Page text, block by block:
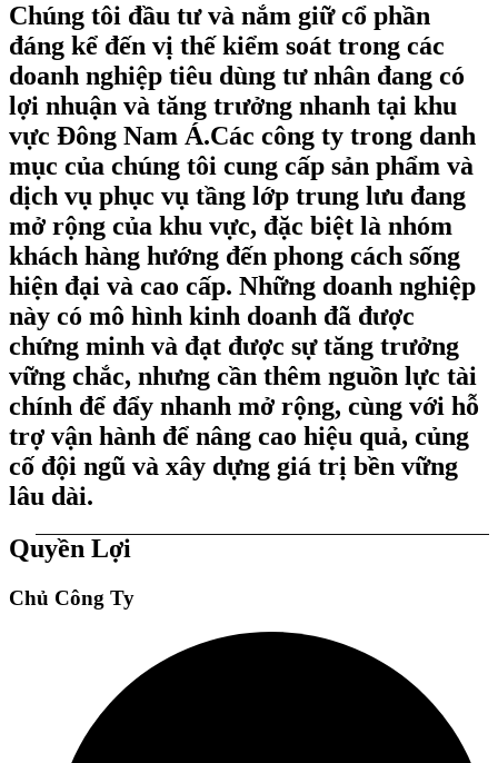
Chúng tôi đầu tư và nắm giữ cổ phần
đáng kể đến vị thế kiểm soát trong các
doanh nghiệp tiêu dùng tư nhân đang có
lợi nhuận và tăng trưởng nhanh tại khu
vực Đông Nam Á.Các công ty trong danh
mục của chúng tôi cung cấp sản phẩm và
dịch vụ phục vụ tầng lớp trung lưu đang
mở rộng của khu vực, đặc biệt là nhóm
khách hàng hướng đến phong cách sống
hiện đại và cao cấp. Những doanh nghiệp
này có mô hình kinh doanh đã được
chứng minh và đạt được sự tăng trưởng
vững chắc, nhưng cần thêm nguồn lực tài
chính để đẩy nhanh mở rộng, cùng với hỗ
trợ vận hành để nâng cao hiệu quả, củng
cố đội ngũ và xây dựng giá trị bền vững
lâu dài.
Quyền Lợi
Chủ Công Ty